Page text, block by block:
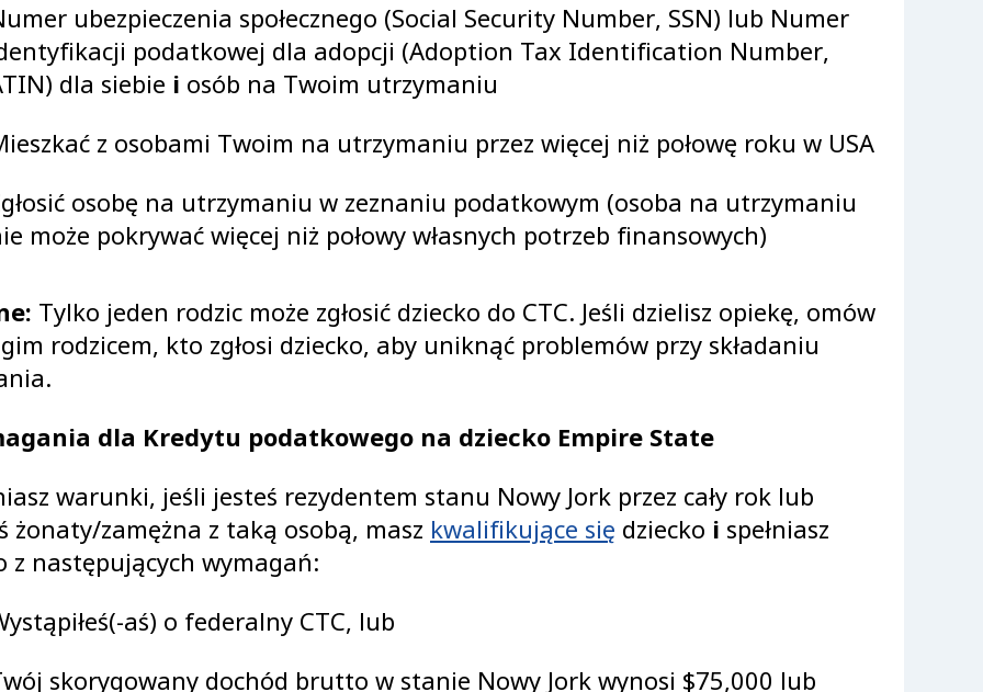
ubezpieczenia społecznego (Social Security Number, SSN) lub Numer
podatkowej dla adopcji (Adoption Tax Identification Number,
dla siebie i osób na Twoim utrzymaniu
z osobami Twoim na utrzymaniu przez więcej niż połowę roku w USA
osobę na utrzymaniu w zeznaniu podatkowym (osoba na utrzymaniu
może pokrywać więcej niż połowy własnych potrzeb finansowych)
Tylko jeden rodzic może zgłosić dziecko do CTC. Jeśli dzielisz opiekę, omów
rodzicem, kto zgłosi dziecko, aby uniknąć problemów przy składaniu
dla Kredytu podatkowego na dziecko Empire State
warunki, jeśli jesteś rezydentem stanu Nowy Jork przez cały rok lub
żonaty/zamężna z taką osobą, masz kwalifikujące się dziecko i spełniasz
z następujących wymagań:
aś) o federalny CTC, lub
skorygowany dochód brutto w stanie Nowy Jork wynosi $75,000 lub